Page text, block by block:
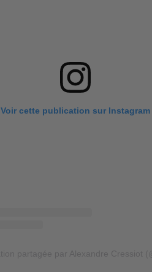
Voir cette publication sur Instagram